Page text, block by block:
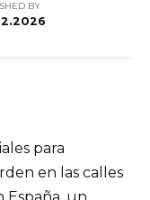
BY
para
en las calles